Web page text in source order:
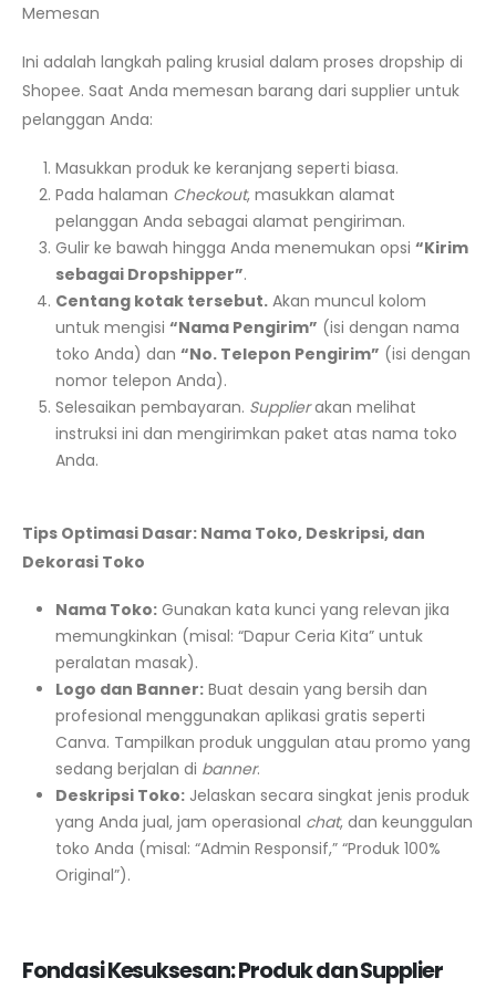
Memesan
Ini adalah langkah paling krusial dalam proses dropship di
Shopee. Saat Anda memesan barang dari supplier untuk
pelanggan Anda:
Masukkan produk ke keranjang seperti biasa.
Pada halaman Checkout, masukkan alamat
pelanggan Anda sebagai alamat pengiriman.
Gulir ke bawah hingga Anda menemukan opsi “Kirim
sebagai Dropshipper”.
Centang kotak tersebut.Akan muncul kolom
untuk mengisi “Nama Pengirim” (isi dengan nama
toko Anda) dan “No. Telepon Pengirim” (isi dengan
nomor telepon Anda).
Selesaikan pembayaran. Supplierakan melihat
instruksi ini dan mengirimkan paket atas nama toko
Anda.
Tips Optimasi Dasar: Nama Toko, Deskripsi, dan
Dekorasi Toko
Nama Toko:Gunakan kata kunci yang relevan jika
memungkinkan (misal: “Dapur Ceria Kita” untuk
peralatan masak).
Logo dan Banner:Buat desain yang bersih dan
profesional menggunakan aplikasi gratis seperti
Canva. Tampilkan produk unggulan atau promo yang
sedang berjalan di banner.
Deskripsi Toko:Jelaskan secara singkat jenis produk
yang Anda jual, jam operasional chat, dan keunggulan
toko Anda (misal: “Admin Responsif,” “Produk 100%
Original”).
Fondasi Kesuksesan: Produk dan Supplier